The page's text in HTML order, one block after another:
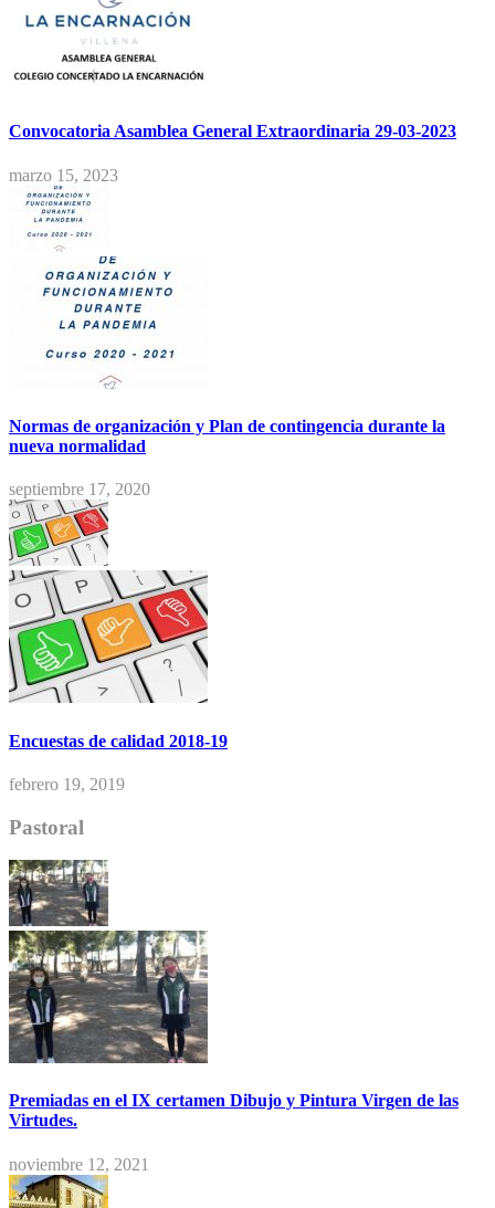
Convocatoria Asamblea General Extraordinaria 29-03-2023
marzo 15, 2023
Normas de organización y Plan de contingencia durante la
nueva normalidad
septiembre 17, 2020
Encuestas de calidad 2018-19
febrero 19, 2019
Pastoral
Premiadas en el IX certamen Dibujo y Pintura Virgen de las
Virtudes.
noviembre 12, 2021